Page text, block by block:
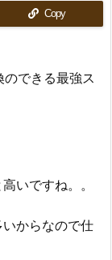
Copy
できる最強ス
いですね。。
からなので仕